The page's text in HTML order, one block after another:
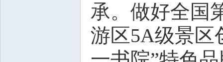
承。做好全国
游区5A级景区